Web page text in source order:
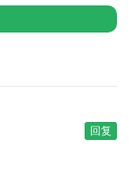
回复